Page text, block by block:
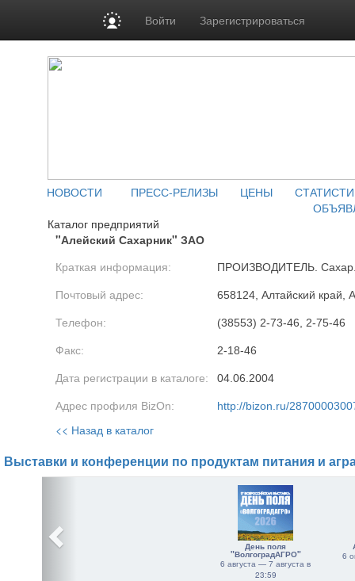
Войти Зарегистрироваться
НОВОСТИ ПРЕСС-РЕЛИЗЫ ЦЕНЫ
Каталог предприятий
"Алейский Сахарник" ЗАО
Краткая информация: ПРОИЗВОДИТЕЛЬ.
Почтовый адрес: 658124, Алтайский край,
Телефон: (38553) 2-73-46, 2-75-46
Факс: 2-18-46
Дата регистрации в каталоге: 04.06.2004
Адрес профиля BizOn: http://bizon.ru/
<< Назад в каталог
Выставки и конференции по продуктам питания и
День поля
"ВолгоградАГРО"
6 августа — 7 августа в
23:59
6